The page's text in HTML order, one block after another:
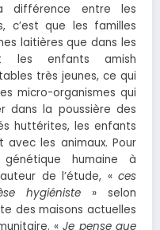
différence entre les
c’est que les familles
laitières que dans les
les enfants amish
très jeunes, ce qui
micro-organismes qui
dans la poussière des
huttérites, les enfants
les animaux. Pour
humaine à
de l’étude, « ces
hygiéniste » selon
des maisons actuelles
«Je pense que